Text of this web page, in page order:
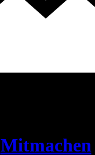
Mitmachen